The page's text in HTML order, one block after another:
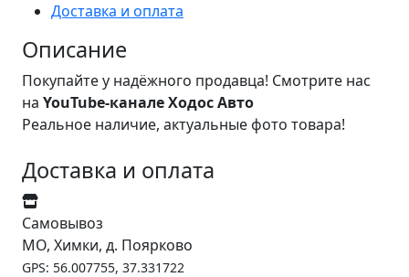
Доставка и оплата
Описание
Покупайте у надёжного продавца! Смотрите нас
на YouTube-канале Ходос Авто
Реальное наличие, актуальные фото товара!
Доставка и оплата
Самовывоз
МО, Химки, д. Поярково
GPS: 56.007755, 37.331722